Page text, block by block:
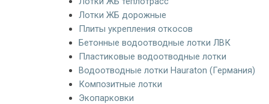
Лотки ЖБ дорожные
Плиты укрепления откосов
Бетонные водоотводные лотки ЛВК
Пластиковые водоотводные лотки
Водоотводные лотки Hauraton (Германия)
Композитные лотки
Экопарковки